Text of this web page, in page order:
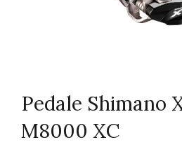
Pedale Shimano
M8000 XC